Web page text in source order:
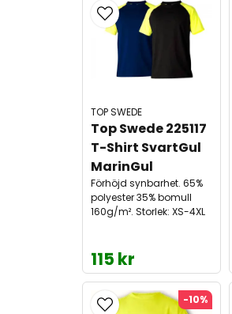
TOP SWEDE
Top Swede 225117
T-Shirt SvartGul
MarinGul
Förhöjd synbarhet. 65%
polyester 35% bomull
160g/m². Storlek: XS-4XL
115 kr
-10%